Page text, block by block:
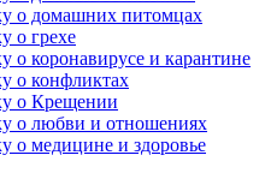
о домашних питомцах
о грехе
о коронавирусе и карантине
о конфликтах
о Крещении
о любви и отношениях
о медицине и здоровье